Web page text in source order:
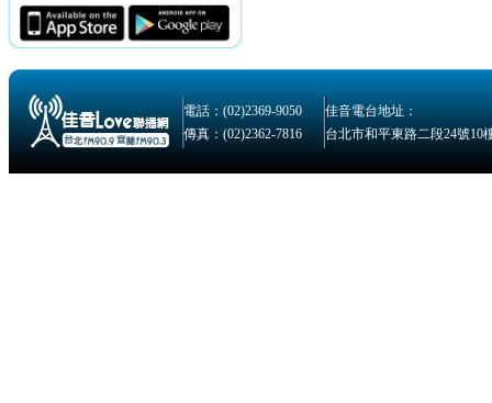
電話：(02)2369-9050
佳音電台地址：
傳真：(02)2362-7816
台北市和平東路二段24號10